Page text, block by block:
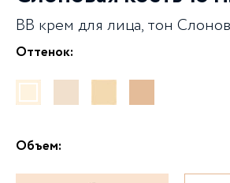
BB крем для лица, тон
Оттенок:
Объем: